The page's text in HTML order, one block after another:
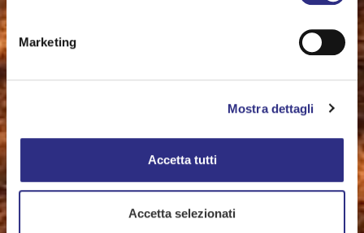
Marketing
Mostra dettagli
Accetta tutti
Accetta selezionati